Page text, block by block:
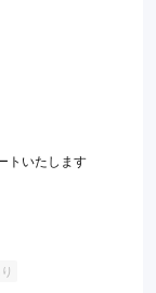
トいたします